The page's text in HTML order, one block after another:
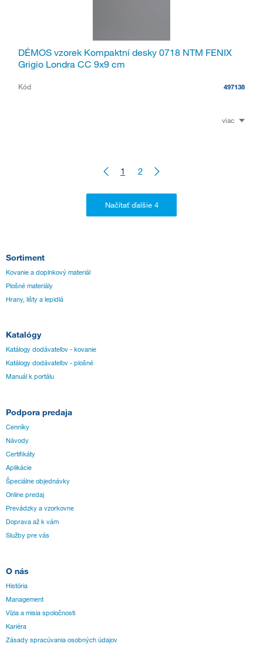
DÉMOS vzorek Kompaktní desky 0718 NTM FENIX
Grigio Londra CC 9x9 cm
Kód 497138
viac
1 2
Sortiment
Kovanie a doplnkový materiál
Plošné materiály
Hrany, lišty a lepidlá
Katalógy
Katálogy dodávateľov - kovanie
Katálogy dodávateľov - plošné
Manuál k portálu
Podpora predaja
Cenníky
Návody
Certifikáty
Aplikácie
Špeciálne objednávky
Online predaj
Prevádzky a vzorkovne
Doprava až k vám
Služby pre vás
O nás
História
Management
Vízia a misia spoločnosti
Kariéra
Zásady spracúvania osobných údajov